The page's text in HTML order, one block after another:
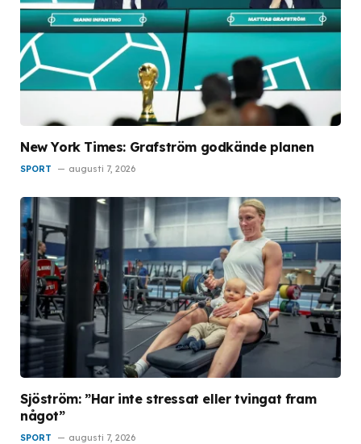
New York Times: Grafström godkände planen
SPORT augusti 7, 2026
Sjöström: ”Har inte stressat eller tvingat fram
något”
SPORT augusti 7, 2026